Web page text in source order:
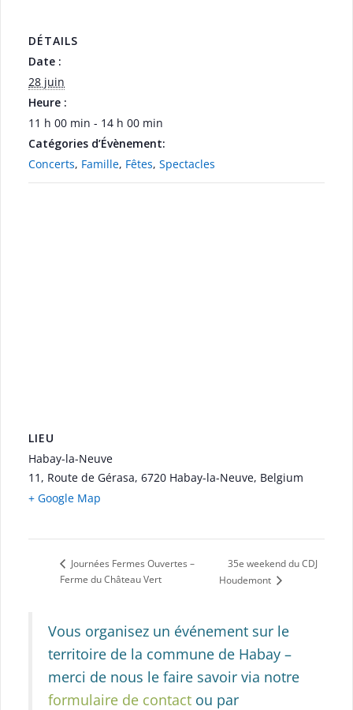
DÉTAILS
Date :
28 juin
Heure :
11 h 00 min - 14 h 00 min
Catégories d’Évènement:
Concerts, Famille, Fêtes, Spectacles
LIEU
Habay-la-Neuve
11, Route de Gérasa, 6720 Habay-la-Neuve, Belgium
+ Google Map
Journées Fermes Ouvertes –
Ferme du Château Vert
35e weekend du CDJ
Houdemont
Vous organisez un événement sur le
territoire de la commune de Habay –
merci de nous le faire savoir via notre
formulaire de contact ou par